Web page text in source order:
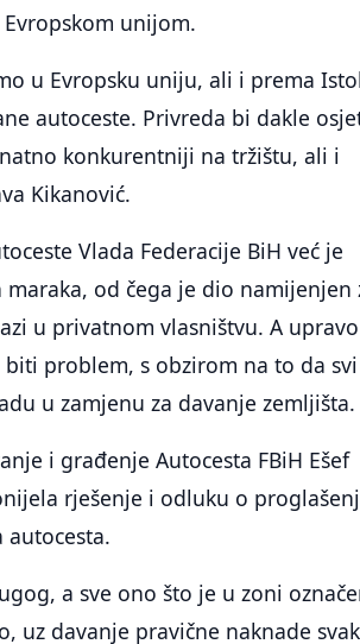
unijom.
u Evropsku uniju, ali i prema
autoceste. Privreda bi dakle
konkurentniji na tržištu, ali i
Kikanović.
Vlada Federacije BiH već je
od čega je dio namijenjen
u privatnom vlasništvu. A upravo
problem, s obzirom na to da svi
u zamjenu za davanje zemljišta.
i građenje Autocesta FBiH Ešef
rješenje i odluku o
a sve ono što je u zoni
uz davanje pravične naknade